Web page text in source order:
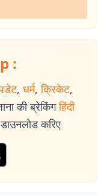
:
, धर्म, क्रिकेट,
की ब्रेकिंग हिंदी
करिए